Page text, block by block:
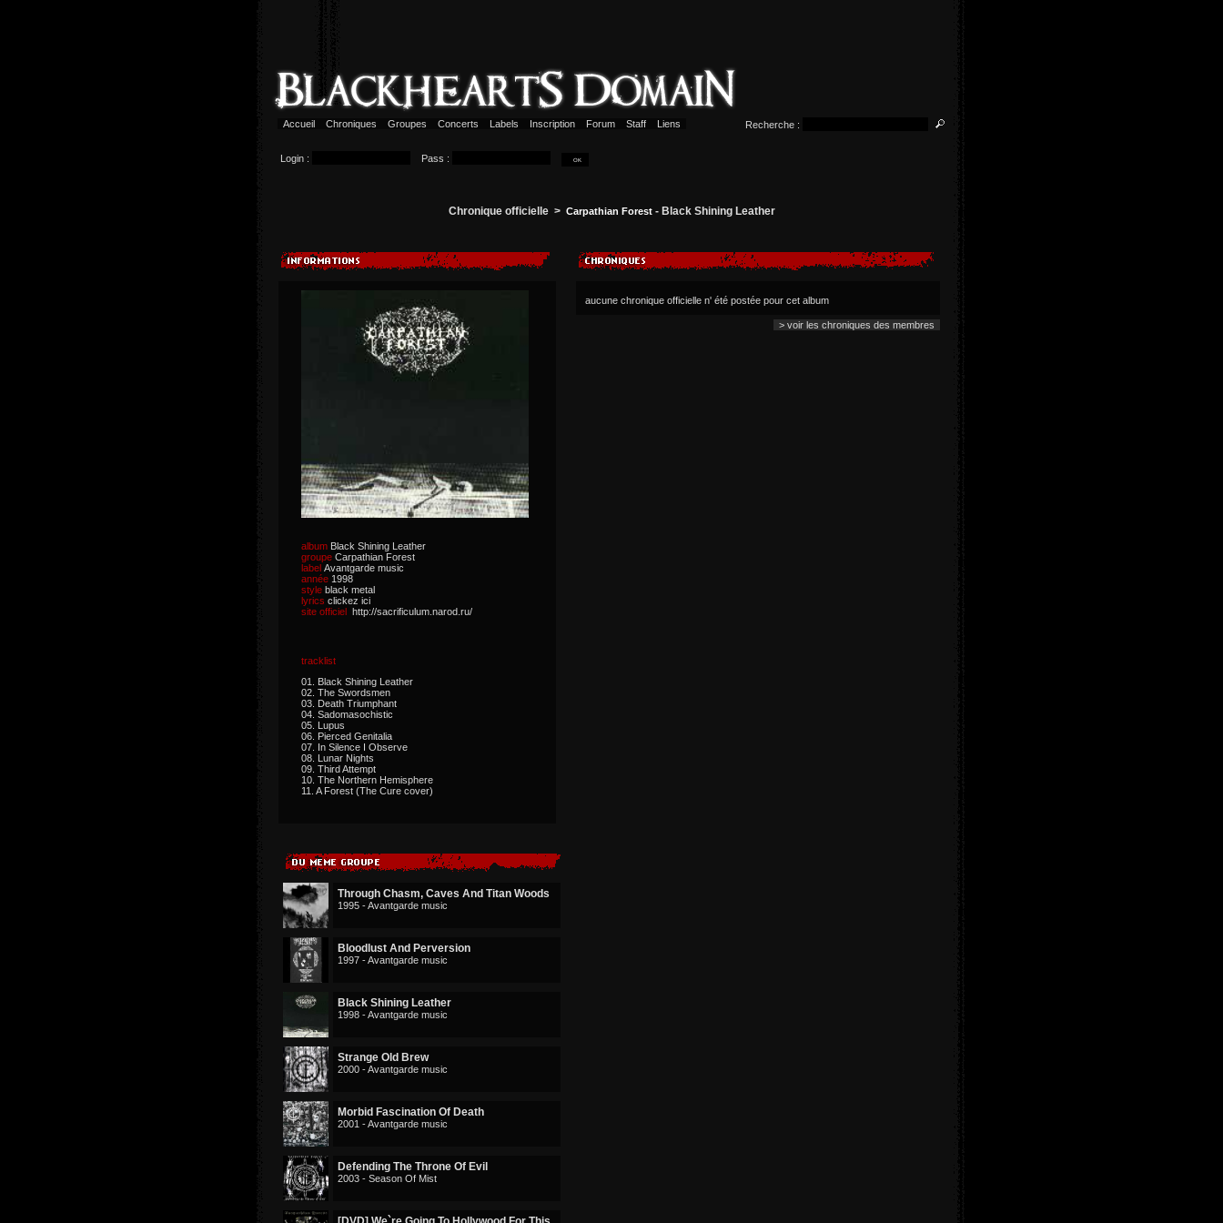
Accueil Chroniques Groupes Concerts Labels Inscription Forum Staff Liens Recherche :
Login : Pass :
Chronique officielle > Carpathian Forest- Black Shining Leather
album Black Shining Leather
groupe Carpathian Forest
label Avantgarde music
année 1998
style black metal
lyrics clickez ici
site officiel http://sacrificulum.narod.ru/
tracklist
01. Black Shining Leather
02. The Swordsmen
03. Death Triumphant
04. Sadomasochistic
05. Lupus
06. Pierced Genitalia
07. In Silence I Observe
08. Lunar Nights
09. Third Attempt
10. The Northern Hemisphere
11. A Forest (The Cure cover)
Through Chasm, Caves And Titan Woods
1995 - Avantgarde music
Bloodlust And Perversion
1997 - Avantgarde music
Black Shining Leather
1998 - Avantgarde music
Strange Old Brew
2000 - Avantgarde music
Morbid Fascination Of Death
2001 - Avantgarde music
Defending The Throne Of Evil
2003 - Season Of Mist
aucune chronique officielle n' été postée pour cet album
> voir les chroniques des membres